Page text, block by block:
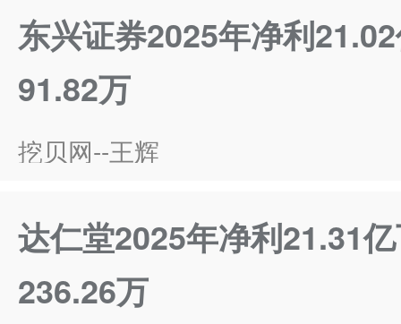
东兴证券2025年净利
91.82万
挖贝网--王辉
达仁堂2025年净利21.31
236.26万